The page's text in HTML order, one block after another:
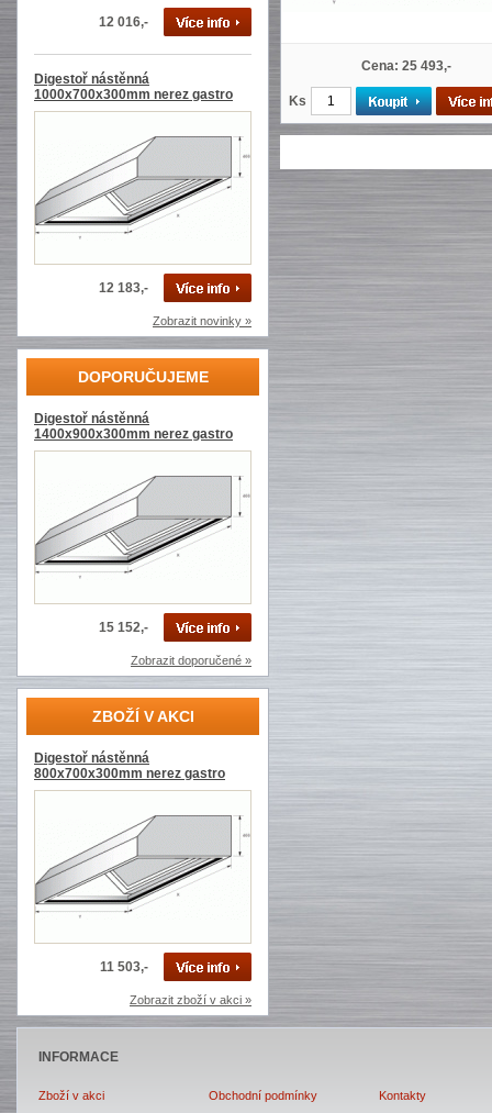
12 016,-
Digestoř nástěnná
1000x700x300mm nerez gastro
12 183,-
Zobrazit novinky »
DOPORUČUJEME
Digestoř nástěnná
1400x900x300mm nerez gastro
15 152,-
Zobrazit doporučené »
ZBOŽÍ V AKCI
Digestoř nástěnná
800x700x300mm nerez gastro
11 503,-
Zobrazit zboží v akci »
Cena: 25 493,-
Ks
INFORMACE
Zboží v akci
Obchodní podmínky
Kontakty